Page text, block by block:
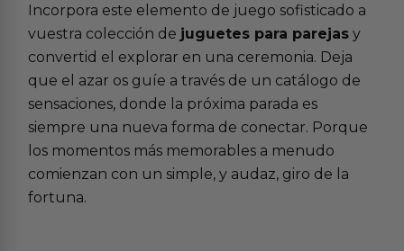
Incorpora este elemento de juego sofisticado a
vuestra colección de juguetes para parejas y
convertid el explorar en una ceremonia. Deja
que el azar os guíe a través de un catálogo de
sensaciones, donde la próxima parada es
siempre una nueva forma de conectar. Porque
los momentos más memorables a menudo
comienzan con un simple, y audaz, giro de la
fortuna.